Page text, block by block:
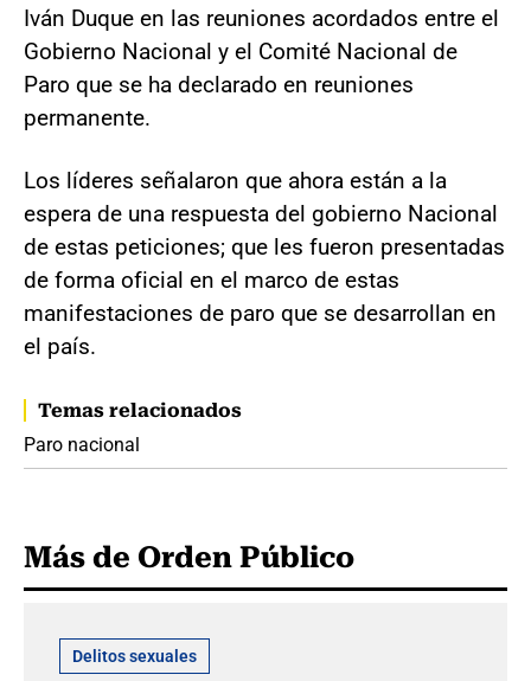
Iván Duque en las reuniones acordados entre el
Gobierno Nacional y el Comité Nacional de
Paro que se ha declarado en reuniones
permanente.
Los líderes señalaron que ahora están a la
espera de una respuesta del gobierno Nacional
de estas peticiones; que les fueron presentadas
de forma oficial en el marco de estas
manifestaciones de paro que se desarrollan en
el país.
Temas relacionados
Paro nacional
Más de Orden Público
Delitos sexuales